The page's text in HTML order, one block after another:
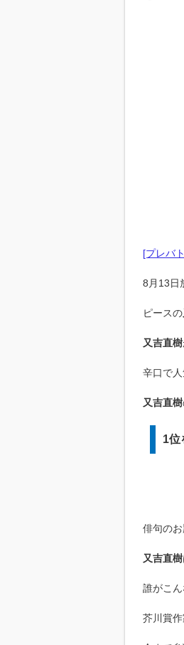
[プレバ
8月13日
ピースの
又吉直樹
辛口で人
又吉直樹
1位
俳句のお
又吉直樹
誰がこ
芥川賞作